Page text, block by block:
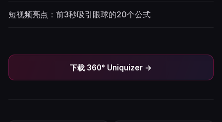
短视频亮点：前3秒吸引眼球的20个公式
下载 360° Uniquizer →